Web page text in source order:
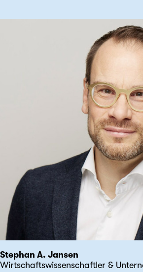
Stephan A. Jansen
Wirtschaftswissenschaftler &